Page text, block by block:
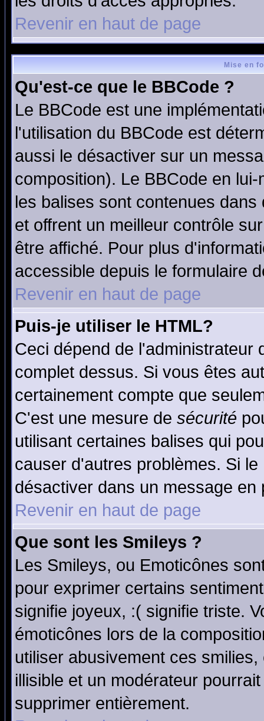
Revenir en haut de page
Mise en
Qu'est-ce que le BBCode ?
Le BBCode est une
l'utilisation du BBCode est
aussi le désactiver sur un
composition). Le BBCode en
les balises sont contenues
et offrent un meilleur contrôle
être affiché. Pour plus
accessible depuis le formulaire
Revenir en haut de page
Puis-je utiliser le HTML?
Ceci dépend de l'administrateur
complet dessus. Si vous êtes
certainement compte que
C'est une mesure de sécurité
utilisant certaines balises qui
causer d'autres problèmes. Si
désactiver dans un message
Revenir en haut de page
Que sont les Smileys ?
Les Smileys, ou Emoticônes
pour exprimer certains
signifie joyeux, :( signifie triste.
émoticônes lors de la
utiliser abusivement ces
illisible et un modérateur
supprimer entièrement.